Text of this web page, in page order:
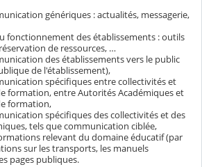
génériques : actualités, messagerie,
fonctionnement des établissements : outils
de ressources, …
des établissements vers le public
de l'établissement),
spécifiques entre collectivités et
formation, entre Autorités Académiques et
formation,
spécifiques des collectivités et des
tels que communication ciblée,
relevant du domaine éducatif (par
sur les transports, les manuels
pages publiques.